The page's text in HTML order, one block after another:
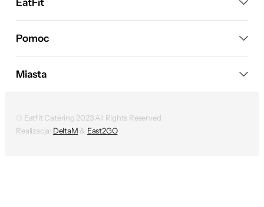
Pomoc
© Eatfit Catering 2023 All Rights Reserved
Realizacja: DeltaM & East2GO
Miasta